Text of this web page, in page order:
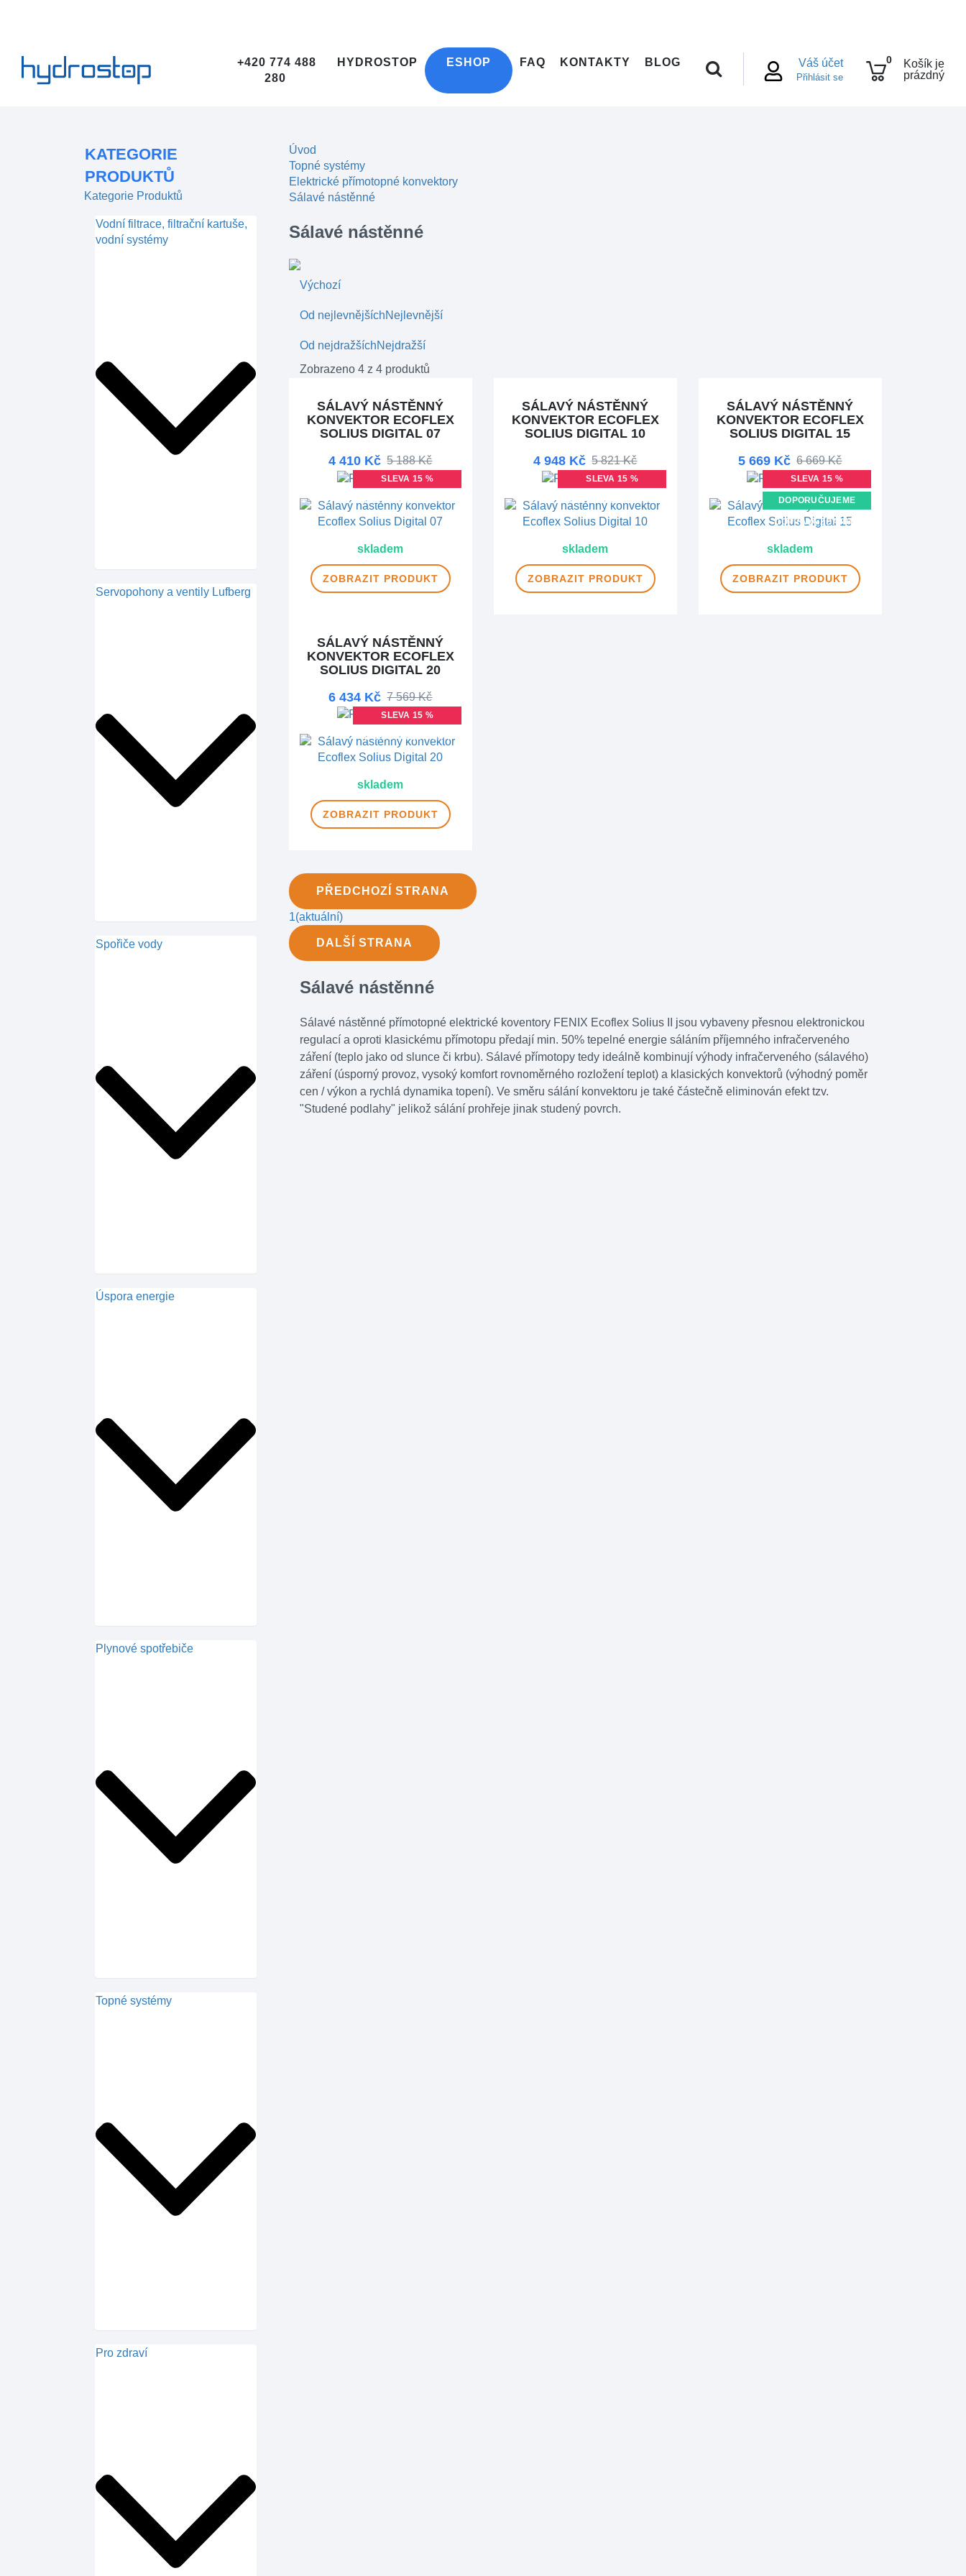
Váš účet
Přihlásit se
0
Košík je
prázdný
+420 774 488
280
HYDROSTOP ESHOP FAQ KONTAKTY BLOG
KATEGORIE
PRODUKTŮ
Kategorie Produktů
Vodní filtrace, filtrační kartuše,
vodní systémy
Servopohony a ventily Lufberg
Spořiče vody
Úspora energie
Plynové spotřebiče
Topné systémy
Pro zdraví
Úvod
Topné systémy
Elektrické přímotopné konvektory
Sálavé nástěnné
Sálavé nástěnné
Výchozí
Od nejlevnějšíchNejlevnější
Od nejdražšíchNejdražší
Zobrazeno 4 z 4 produktů
SÁLAVÝ NÁSTĚNNÝ
KONVEKTOR ECOFLEX
SOLIUS DIGITAL 07
4 410 Kč 5 188 Kč
SLEVA 15 %
DOPRAVA ZDARMA
skladem
ZOBRAZIT PRODUKT
SÁLAVÝ NÁSTĚNNÝ
KONVEKTOR ECOFLEX
SOLIUS DIGITAL 10
4 948 Kč 5 821 Kč
SLEVA 15 %
DOPRAVA ZDARMA
skladem
ZOBRAZIT PRODUKT
SÁLAVÝ NÁSTĚNNÝ
KONVEKTOR ECOFLEX
SOLIUS DIGITAL 15
5 669 Kč 6 669 Kč
SLEVA 15 %
DOPORUČUJEME
DOPRAVA ZDARMA
skladem
ZOBRAZIT PRODUKT
SÁLAVÝ NÁSTĚNNÝ
KONVEKTOR ECOFLEX
SOLIUS DIGITAL 20
6 434 Kč 7 569 Kč
SLEVA 15 %
DOPRAVA ZDARMA
skladem
ZOBRAZIT PRODUKT
PŘEDCHOZÍ STRANA
1(aktuální)
DALŠÍ STRANA
Sálavé nástěnné
Sálavé nástěnné přímotopné elektrické koventory FENIX Ecoflex Solius II jsou vybaveny přesnou elektronickou
regulací a oproti klasickému přímotopu předají min. 50% tepelné energie sáláním příjemného infračerveného
záření (teplo jako od slunce či krbu). Sálavé přímotopy tedy ideálně kombinují výhody infračerveného (sálavého)
záření (úsporný provoz, vysoký komfort rovnoměrného rozložení teplot) a klasických konvektorů (výhodný poměr
cen / výkon a rychlá dynamika topení). Ve směru sálání konvektoru je také částečně eliminován efekt tzv.
"Studené podlahy" jelikož sálání prohřeje jinak studený povrch.